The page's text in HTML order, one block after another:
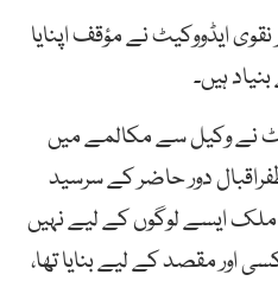
ایڈووکیٹ نے مؤقف اپنایا
ہیں۔
نے وکیل سے مکالمے میں
دور حاضر کے سرسید
ایسے لوگوں کے لیے نہیں
اور مقصد کے لیے بنایا تھا،